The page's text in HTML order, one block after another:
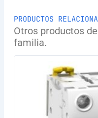
PRODUCTOS
Otros productos
familia.